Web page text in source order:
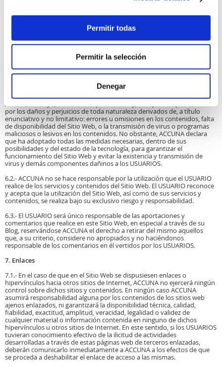
Permitir todas
Permitir la selección
Denegar
contenidos y cualquier otro acto que no haya sido expresamente
6. Exclusión de garantías y responsabilidad
6.1.- El contenido de este Sitio Web tiene finalidad informativa y de
creación de un canal de comunicación con los USUARIOS, sin que sus
contenidos puedan considerarse como asesoramiento exhaustivo
sobre cualesquiera materias. ACCUNA no garantiza plenamente el
acceso a todos los contenidos, ni su exhaustividad, corrección, vigencia
o actualidad, ni su idoneidad o utilidad para un objetivo específico.
ACCUNA excluye, hasta donde permita la ley, cualquier responsabilidad
por los daños y perjuicios de toda naturaleza derivados de, a título
enunciativo y no limitativo: errores u omisiones en los contenidos, falta
de disponibilidad del Sitio Web, o la transmisión de virus o programas
maliciosos o lesivos en los contenidos. No obstante, ACCUNA declara
que ha adoptado todas las medidas necesarias, dentro de sus
posibilidades y del estado de la tecnología, para garantizar el
funcionamiento del Sitio Web y evitar la existencia y transmisión de
virus y demás componentes dañinos a los USUARIOS.
6.2.- ACCUNA no se hace responsable por la utilización que el USUARIO
realice de los servicios y contenidos del Sitio Web. El USUARIO reconoce
y acepta que la utilización del Sitio Web, así como de sus servicios y
contenidos, se realiza bajo su exclusivo riesgo y responsabilidad.
6.3.- El USUARIO será único responsable de las aportaciones y
comentarios que realice en este Sitio Web, en especial a través de su
Blog, reservándose ACCUNA el derecho a retirar del mismo aquellos
que, a su criterio, considere no apropiados y no haciéndonos
responsable de los comentarios en él vertidos por los USUARIOS.
7. Enlaces
7.1.- En el caso de que en el Sitio Web se dispusiesen enlaces o
hipervínculos hacia otros sitios de Internet, ACCUNA no ejercerá ningún
control sobre dichos sitios y contenidos. En ningún caso ACCUNA
asumirá responsabilidad alguna por los contenidos de los sitios web
ajenos enlazados, ni garantizará la disponibilidad técnica, calidad,
fiabilidad, exactitud, amplitud, veracidad, legalidad o validez de
cualquier material o información contenida en ninguno de dichos
hipervínculos u otros sitios de Internet. En este sentido, si los USUARIOS
tuvieran conocimiento efectivo de la ilicitud de actividades
desarrolladas a través de estas páginas web de terceros enlazadas,
deberán comunicarlo inmediatamente a ACCUNA a los efectos de que
se proceda a deshabilitar el enlace de acceso a las mismas.